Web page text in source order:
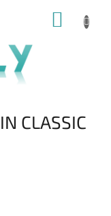
KOŠÍK
CLASSIC